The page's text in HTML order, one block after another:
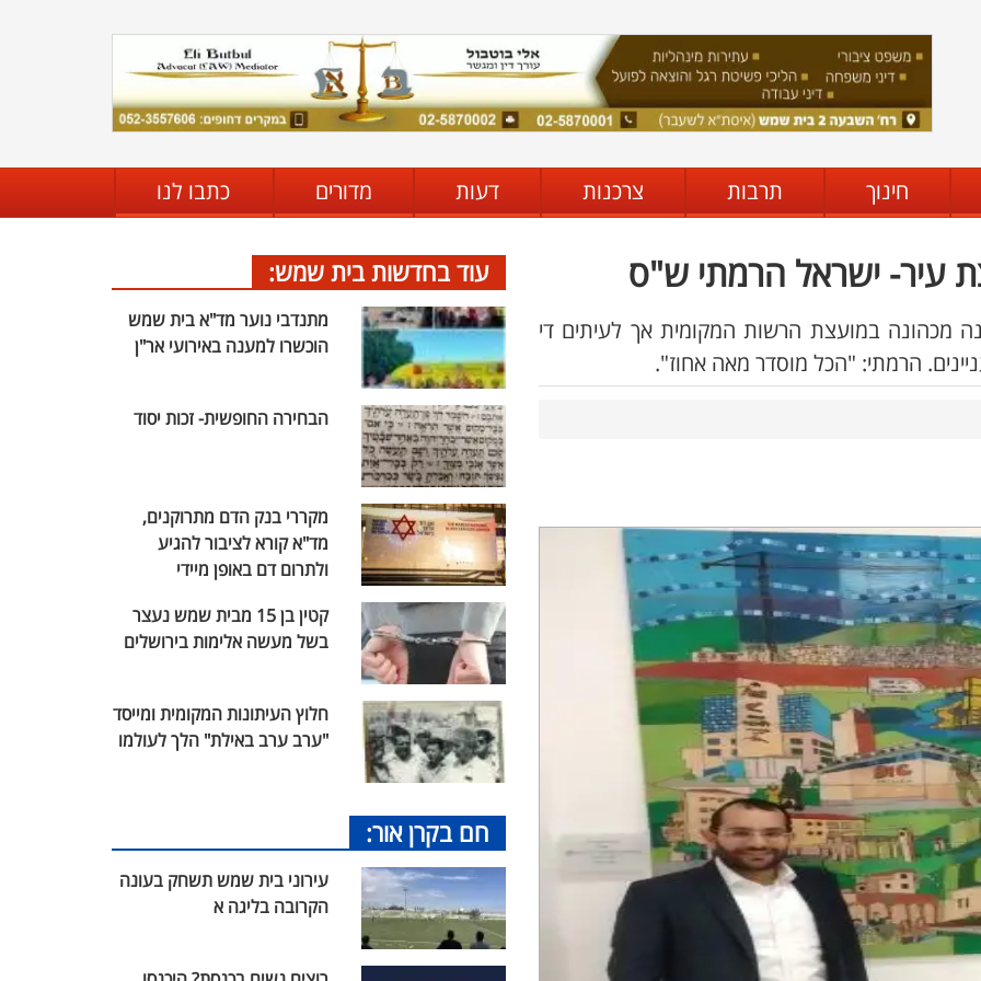
חינוך תרבות צרכנות דעות מדורים כתבו לנו
עיר- ישראל הרמתי ש"ס
מכהונה במועצת הרשות המקומית אך לעיתים די
הרמתי: "הכל מוסדר מאה אחוז".
עוד בחדשות בית שמש:
מתנדבי נוער מד"א בית שמש
הוכשרו למענה באירועי אר"ן
הבחירה החופשית- זכות יסוד
מקררי בנק הדם מתרוקנים,
מד"א קורא לציבור להגיע
ולתרום דם באופן מיידי
קטין בן 15 מבית שמש נעצר
בשל מעשה אלימות בירושלים
חלוץ העיתונות המקומית ומייסד
"ערב ערב באילת" הלך לעולמו
חם בקרן אור:
עירוני בית שמש תשחק בעונה
הקרובה בליגה א